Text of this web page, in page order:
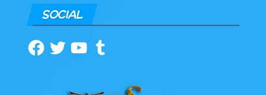
SOCIAL
Facebook
TwitterYouTubeTumblr